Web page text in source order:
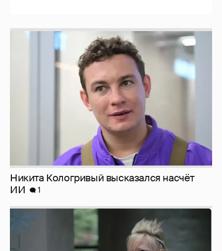
Никита Кологривый высказался насчёт
Певица Глюкоза рассказала о съёмках для
эротического журнала
3